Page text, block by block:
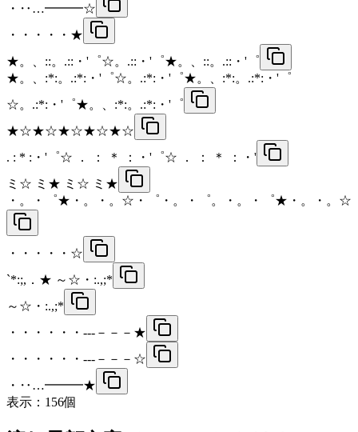
・‥…━━━☆
・・・・・★
★。、::。.::・'゜☆。.::・'゜★。、::。.::・'゜
★。、:*:。.:*:・'゜☆。.:*:・'゜★。、:*:。.:*:・'゜
☆。.:*:・'゜★。、:*:。.:*:・'゜
★☆★☆★☆★☆★☆
. : * :・'゜☆ ． ： ＊ ：・'゜☆ ． ： ＊ ：・'
ミ☆ ミ★ ミ☆ ミ★
・。・゜★・。・。☆・゜・。・゜。・。・゜★・。・。☆
・・・・・☆
`*:;,．★ ～☆・:.,;*
～☆・:.,;*
・・・・・・---－－－★
・・・・・・---－－－☆
・‥…━━━★
表示： 156個